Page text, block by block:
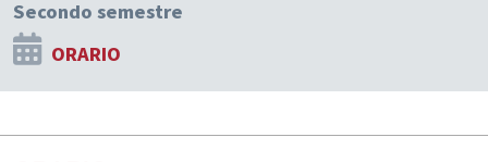
Secondo semestre
ORARIO